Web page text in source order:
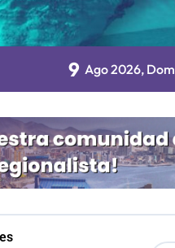
100% estatal
9 Ago 2026, Dom